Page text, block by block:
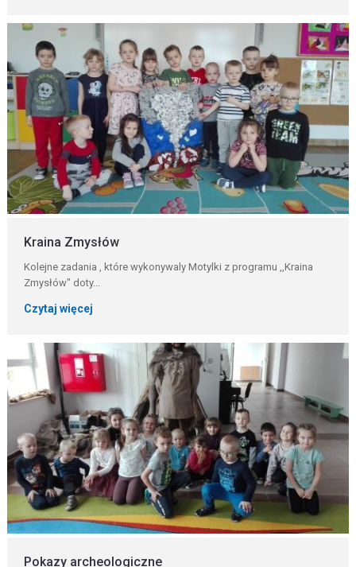
Kraina Zmysłów
Kolejne zadania , które wykonywaly Motylki z programu ,,Kraina
Zmysłów" doty...
Czytaj więcej
Pokazy archeologiczne